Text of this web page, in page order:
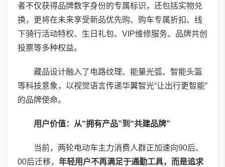
者不仅获得品牌数字身份的专属标识，还包括实物兑
换，更将在未来享受新品优先购、购车专属折扣、线
下骑行活动特权、生日礼包、VIP维修服务、品牌共创
投票等多种权益。
藏品设计融入了电路纹理、能量光弧、智能头盔
等科技意象，以视觉语言传递华翼智光“让出行更智能”
的品牌使命。
用户价值：从“拥有产品”到“共建品牌”
当前，两轮电动车主力消费人群正加速向90后、
00后迁移， 年轻用户不再满足于通勤工具，而是追求